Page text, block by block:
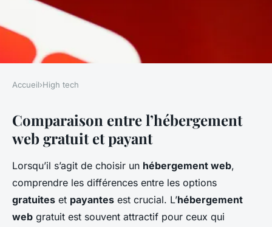
HIGH TECH
Hébergement web gratuit vs
payant
Lola•13 mars 2025• 7 min de lecture
Accueil›High tech
Comparaison entre l’hébergement
web gratuit et payant
Lorsqu’il s’agit de choisir un hébergement web,
comprendre les différences entre les options
gratuites et payantes est crucial. L’hébergement
web gratuit est souvent attractif pour ceux qui